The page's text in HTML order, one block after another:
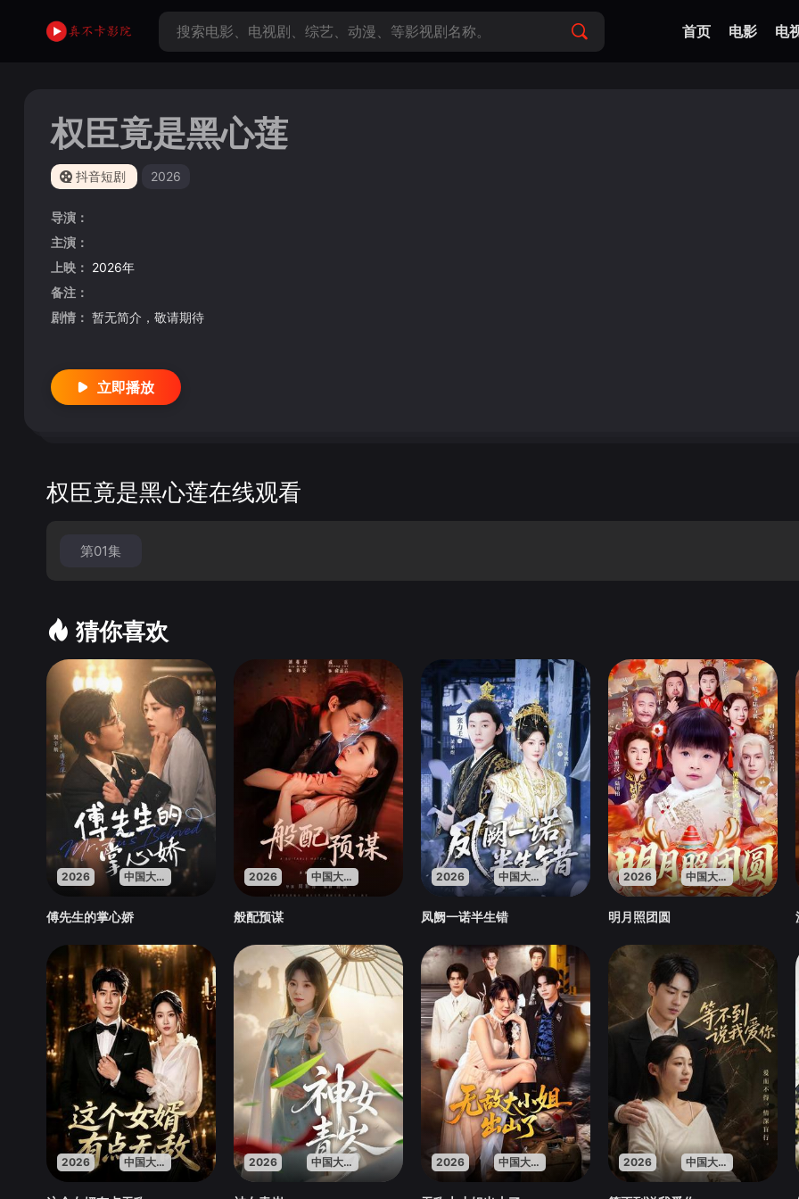
首页 电影 电
权臣竟是黑心莲
抖音短剧 2026
导演：
主演：
上映： 2026年
备注：
剧情： 暂无简介，敬请期待
立即播放
权臣竟是黑心莲在线观看
第01集
猜你喜欢
2026 中国大陆
傅先生的掌心娇
2026 中国大陆
般配预谋
2026 中国大陆
凤阙一诺半生错
2026 中国大陆
明月照团圆
2026 中国大陆 2026 中国大陆 2026 中国大陆 2026 中国大陆